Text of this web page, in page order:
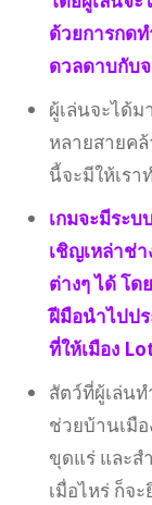
ด้วยการกด
ดวลดาบกับ
ผู้เล่นจะได้ม
หลายสายคล้
นี้จะมีให้เร
เกมจะมีระ
เชิญเหล่าช่
ต่างๆ ได้ โ
ฝีมือนำไปป
ที่ให้เมือง
สัตว์ที่ผู้เล่น
ช่วยบ้านเมื
ขุดแร่ และส
เมื่อไหร่ ก็จ